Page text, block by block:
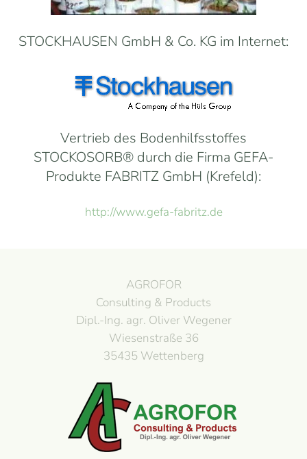
STOCKHAUSEN GmbH & Co. KG im Internet:
Vertrieb des Bodenhilfsstoffes
STOCKOSORB® durch die Firma GEFA-
Produkte FABRITZ GmbH (Krefeld):
http://www.gefa-fabritz.de
AGROFOR
Consulting & Products
Dipl.-Ing. agr. Oliver Wegener
Wiesenstraße 36
35435 Wettenberg